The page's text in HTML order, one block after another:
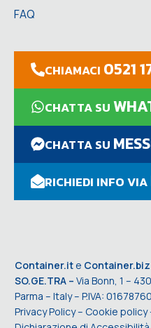
FAQ
CHIAMACI 0521
CHATTA SU
CHATTA SU
RICHIEDI INFO VIA
Container.it e Container.biz
SO.GE.TRA – Via Bonn, 1 –
Parma – Italy – P.IVA:
Privacy Policy– Cookie policy